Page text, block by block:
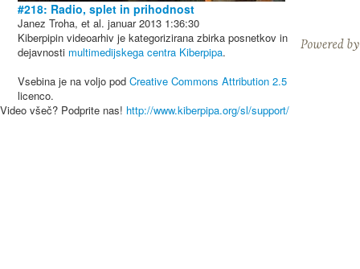
#218: Radio, splet in prihodnost
Janez Troha, et al. januar 2013 1:36:30
Kiberpipin videoarhiv je kategorizirana zbirka posnetkov in
dejavnosti multimedijskega centra Kiberpipa.
Vsebina je na voljo pod Creative Commons Attribution 2.5
licenco.
Video všeč? Podprite nas! http://www.kiberpipa.org/sl/support/